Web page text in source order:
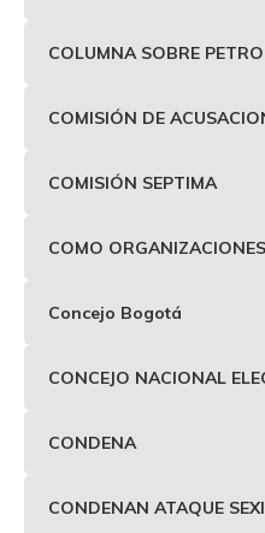
COLUMNA SOBRE PETRO
COMISIÓN DE
COMISIÓN SEPTIMA
COMO
Concejo Bogotá
CONCEJO NACIONAL
CONDENA
CONDENAN ATAQUE